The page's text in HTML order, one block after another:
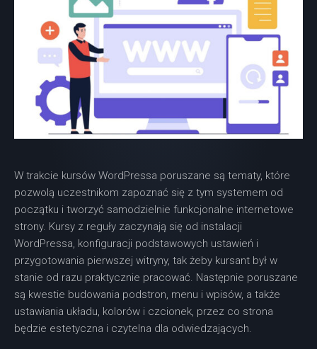
W trakcie kursów WordPressa poruszane są tematy, które
pozwolą uczestnikom zapoznać się z tym systemem od
początku i tworzyć samodzielnie funkcjonalne internetowe
strony. Kursy z reguły zaczynają się od instalacji
WordPressa, konfiguracji podstawowych ustawień i
przygotowania pierwszej witryny, tak żeby kursant był w
stanie od razu praktycznie pracować. Następnie poruszane
są kwestie budowania podstron, menu i wpisów, a także
ustawiania układu, kolorów i czcionek, przez co strona
będzie estetyczna i czytelna dla odwiedzających.